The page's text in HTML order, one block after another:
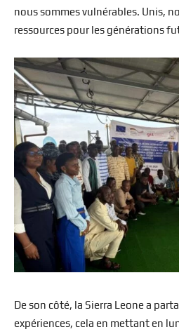
nous sommes vulnérables. Unis,
ressources pour les générations
De son côté, la Sierra Leone a
expériences, cela en mettant en